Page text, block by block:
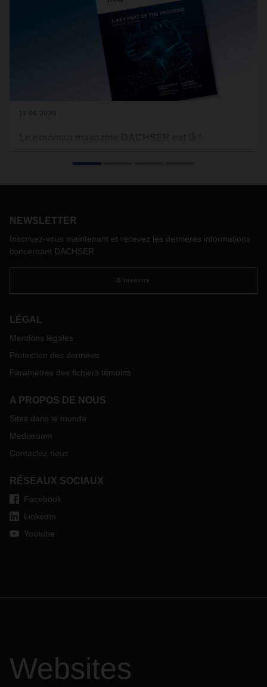
11.06.2020
le camion ou le bureau. Dans l'article de couverture de ce
de DACHSER aident à maintenir l’orientation, à créer la
confiance et à se rapprocher dans un monde qui tourne de
plus en plus vite. C'est la seule façon de maîtriser les défis
actuels et de sortir plus fort de la crise.
NEWSLETTER
Inscrivez-vous maintenant et recevez les dernières informations
concernant DACHSER
S'inscrire
LÉGAL
Mentions légales
Protection des données
Paramètres des fichiers témoins
A PROPOS DE NOUS
Sites dans le monde
Mediaroom
Contactez nous
RÉSEAUX SOCIAUX
Facebook
LinkedIn
Youtube
Websites